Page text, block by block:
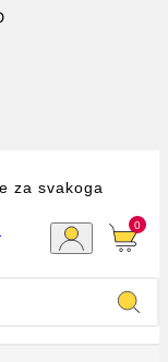
za svakoga
0